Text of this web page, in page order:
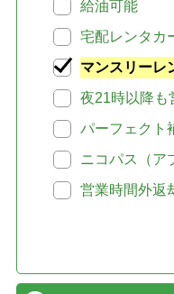
給油可能
宅配レンタカ
マンスリーレ
夜21時以降も
パーフェクト
ニコパス（ア
営業時間外返